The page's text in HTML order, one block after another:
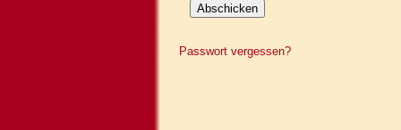
Passwort vergessen?